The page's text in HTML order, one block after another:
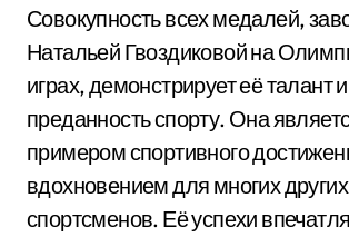
Совокупность всех медалей,
Натальей Гвоздиковой на
играх, демонстрирует её талант и
преданность спорту. Она
примером спортивного
вдохновением для многих других
спортсменов. Её успехи